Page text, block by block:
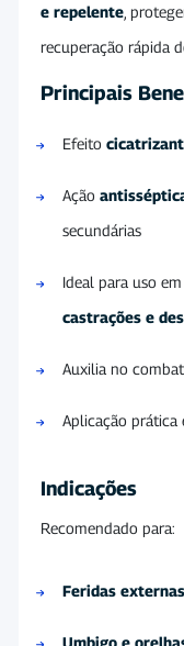
e repelente ,
recuperação rápida
Principais
Efeito
Ação
secundárias
Ideal para uso em
castrações e
Auxilia no
Aplicação prática
Indicações
Recomendado para:
Feridas
Umbigo e